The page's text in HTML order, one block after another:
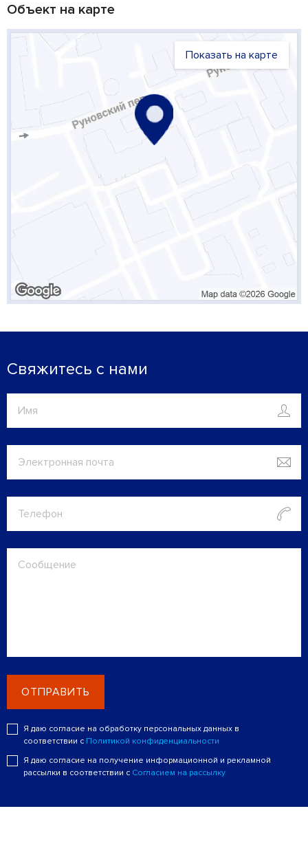
Объект на карте
Показать на карте
Свяжитесь с нами
ОТПРАВИТЬ
Я даю согласие на обработку персональных данных в
соответствии с Политикой конфиденциальности
Я даю согласие на получение информационной и рекламной
рассылки в соответствии с Согласием на рассылку